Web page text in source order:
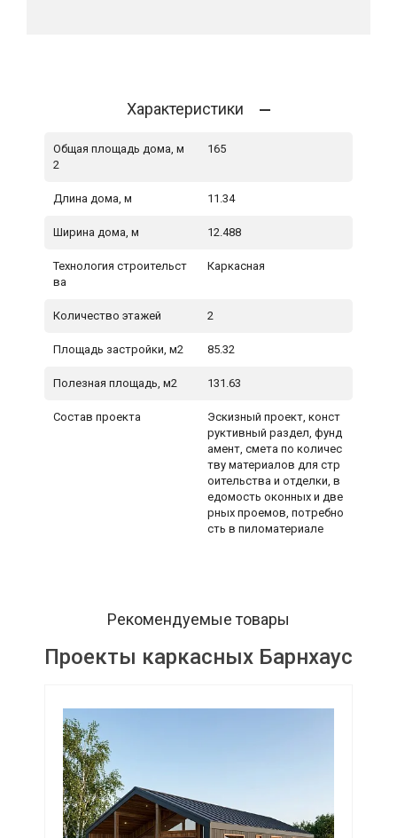
Характеристики
Общая площадь дома, м
2
165
Длина дома, м 11.34
Ширина дома, м 12.488
Технология строительст
ва
Каркасная
Количество этажей 2
Площадь застройки, м2 85.32
Полезная площадь, м2 131.63
Состав проекта
Эскизный проект, конст
руктивный раздел, фунд
амент, смета по количес
тву материалов для стр
оительства и отделки, в
едомость оконных и две
рных проемов, потребно
сть в пиломатериале
Рекомендуемые товары
Проекты каркасных Барнхаус